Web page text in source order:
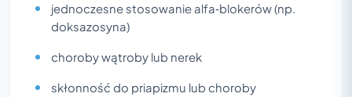
jednoczesne stosowanie alfa‑blokerów (np.
doksazosyna)
choroby wątroby lub nerek
skłonność do priapizmu lub choroby